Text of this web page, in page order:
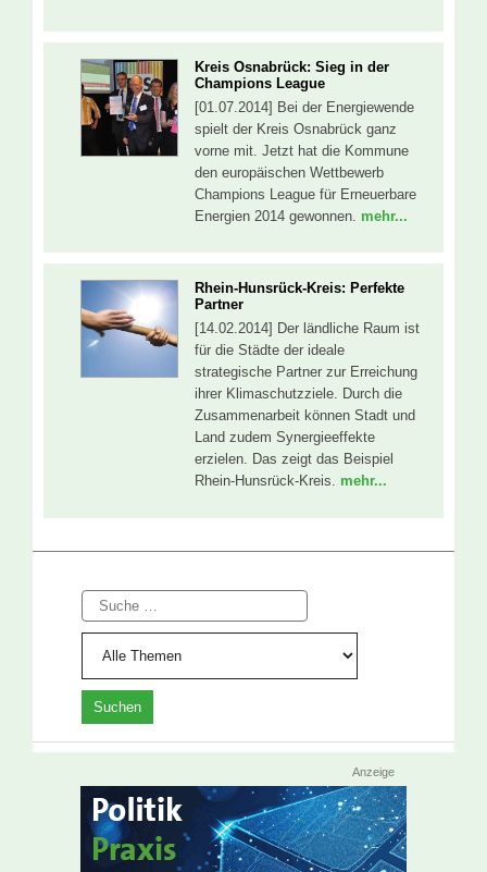
Kreis Osnabrück: Sieg in der
Champions League
[01.07.2014] Bei der Energiewende
spielt der Kreis Osnabrück ganz
vorne mit. Jetzt hat die Kommune
den europäischen Wettbewerb
Champions League für Erneuerbare
Energien 2014 gewonnen. mehr...
Rhein-Hunsrück-Kreis: Perfekte
Partner
[14.02.2014] Der ländliche Raum ist
für die Städte der ideale
strategische Partner zur Erreichung
ihrer Klimaschutzziele. Durch die
Zusammenarbeit können Stadt und
Land zudem Synergieeffekte
erzielen. Das zeigt das Beispiel
Rhein-Hunsrück-Kreis. mehr...
Suche
Anzeige